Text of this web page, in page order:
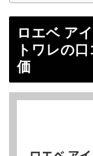
ロエベ ア
トワレの
価